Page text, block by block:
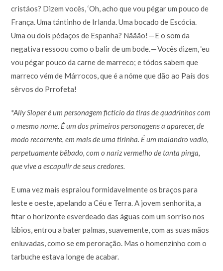
cristáos? Dizem vocês, ‘Oh, acho que vou pégar um pouco de
França. Uma tántinho de Irlanda. Uma bocado de Escócia.
Uma ou dois pédaços de Espanha? Nããão! — E o som da
negativa ressoou como o balir de um bode. — Vocês dizem, ‘eu
vou pégar pouco da carne de marreco; e tódos sabem que
marreco vém de Márrocos, que é a nóme que dão ao País dos
sêrvos do Prrofeta!
*Ally Sloper é um personagem fictício da tiras de quadrinhos com
o mesmo nome. É um dos primeiros personagens a aparecer, de
modo recorrente, em mais de uma tirinha. É um malandro vadio,
perpetuamente bêbado, com o nariz vermelho de tanta pinga,
que vive a escapulir de seus credores.
E uma vez mais espraiou formidavelmente os braços para
leste e oeste, apelando a Céu e Terra. A jovem senhorita, a
fitar o horizonte esverdeado das águas com um sorriso nos
lábios, entrou a bater palmas, suavemente, com as suas mãos
enluvadas, como se em peroração. Mas o homenzinho com o
tarbuche estava longe de acabar.